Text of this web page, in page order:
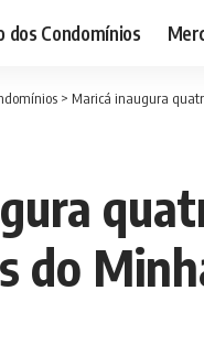
dos Condomínios
> Maricá inaugura
do